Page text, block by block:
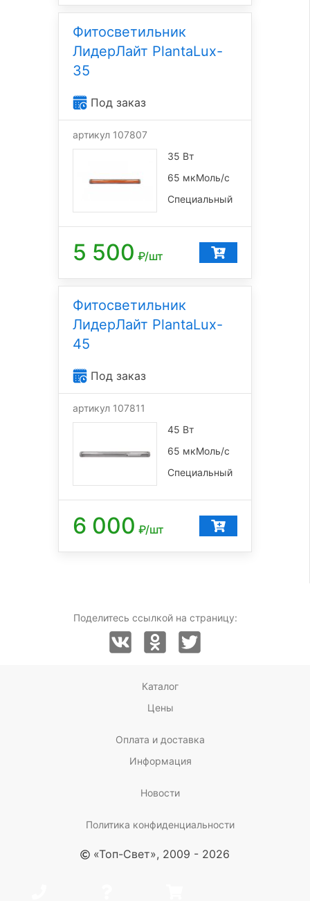
Фитосветильник
ЛидерЛайт PlantaLux-
35
Под заказ
артикул 107807
35 Вт
65 мкМоль/с
Специальный
5 500 ₽/шт
Фитосветильник
ЛидерЛайт PlantaLux-
45
Под заказ
артикул 107811
45 Вт
65 мкМоль/с
Специальный
6 000 ₽/шт
Поделитесь ссылкой на страницу:
Каталог
Цены
Оплата и доставка
Информация
Новости
Политика конфиденциальности
«Топ-Свет», 2009 - 2026